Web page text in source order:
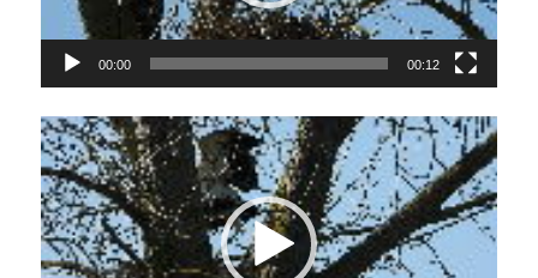
00:00 00:12
Lecteur
vidéo